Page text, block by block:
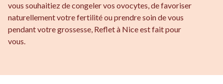
vous souhaitiez de congeler vos ovocytes, de favoriser
naturellement votre fertilité ou prendre soin de vous
pendant votre grossesse, Reflet à Nice est fait pour
vous.